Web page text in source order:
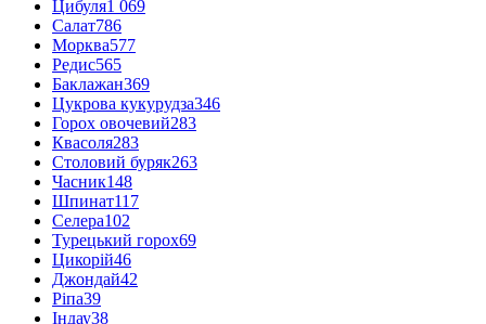
Цибуля1 069
Салат786
Морква577
Редис565
Баклажан369
Цукрова кукурудза346
Горох овочевий283
Квасоля283
Столовий буряк263
Часник148
Шпинат117
Селера102
Турецький горох69
Цикорій46
Джондай42
Ріпа39
Індау38